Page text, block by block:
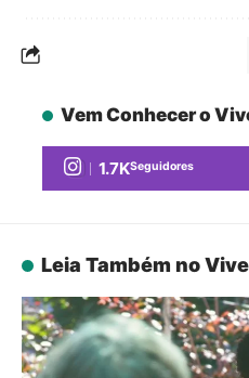
Vem Conhecer o
1.7KSeguidores
Leia Também no